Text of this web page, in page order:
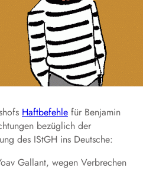
Haftbefehle für Benjamin
bezüglich der
des IStGH ins Deutsche:
Gallant, wegen Verbrechen